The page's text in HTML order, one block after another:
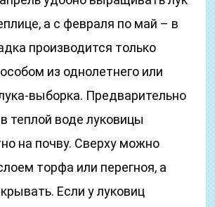
а с февраля по май – в
производится только
из однолетнего или
выборка. Предварительно
теплой воде луковицы
на почву. Сверху можно
торфа или перегноя, а
Если у луковиц